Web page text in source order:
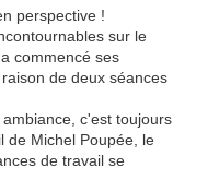
perspective !
sur le
commencé ses
de deux séances
c'est toujours
de Michel Poupée, le
de travail se